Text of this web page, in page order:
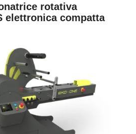
rotativa
elettronica compatta